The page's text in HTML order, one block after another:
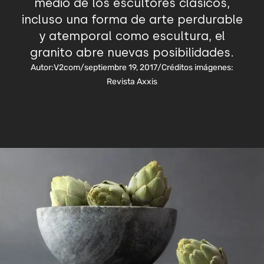
medio de los escultores clásicos,
incluso una forma de arte perdurable
y atemporal como escultura, el
granito abre nuevas posibilidades.
Autor:V2com/septiembre 19, 2017/Créditos imágenes:
Revista Axxis